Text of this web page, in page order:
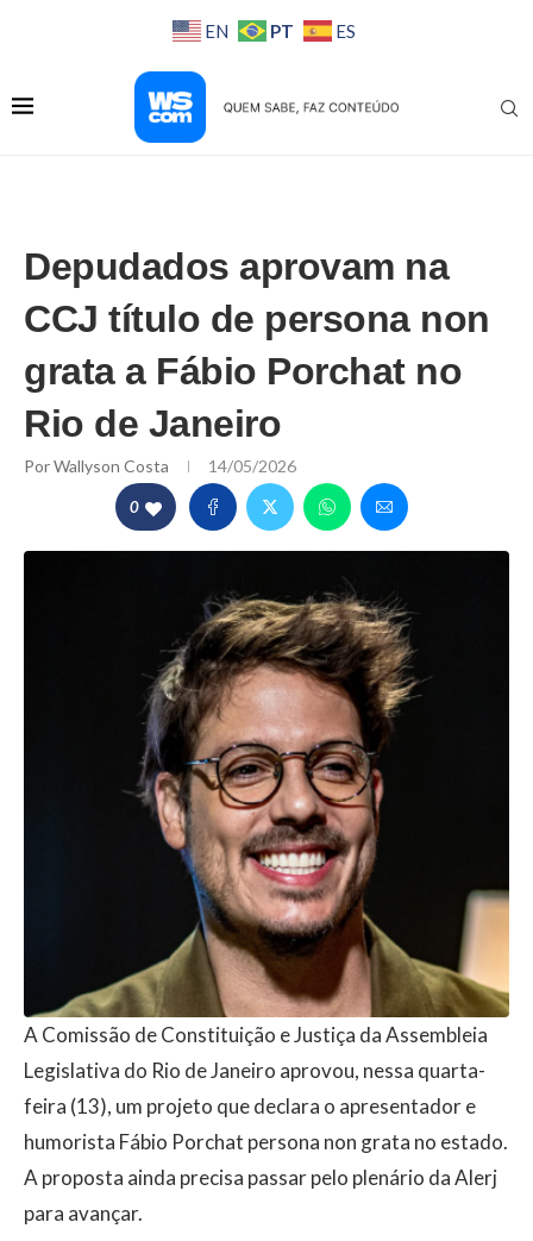
EN PT ES
Depudados aprovam na
CCJ título de persona non
grata a Fábio Porchat no
Rio de Janeiro
PorWallyson Costa 14/05/2026
0
A Comissão de Constituição e Justiça da Assembleia
Legislativa do Rio de Janeiro aprovou, nessa quarta-
feira (13), um projeto que declara o apresentador e
humorista Fábio Porchat persona non grata no estado.
A proposta ainda precisa passar pelo plenário da Alerj
para avançar.